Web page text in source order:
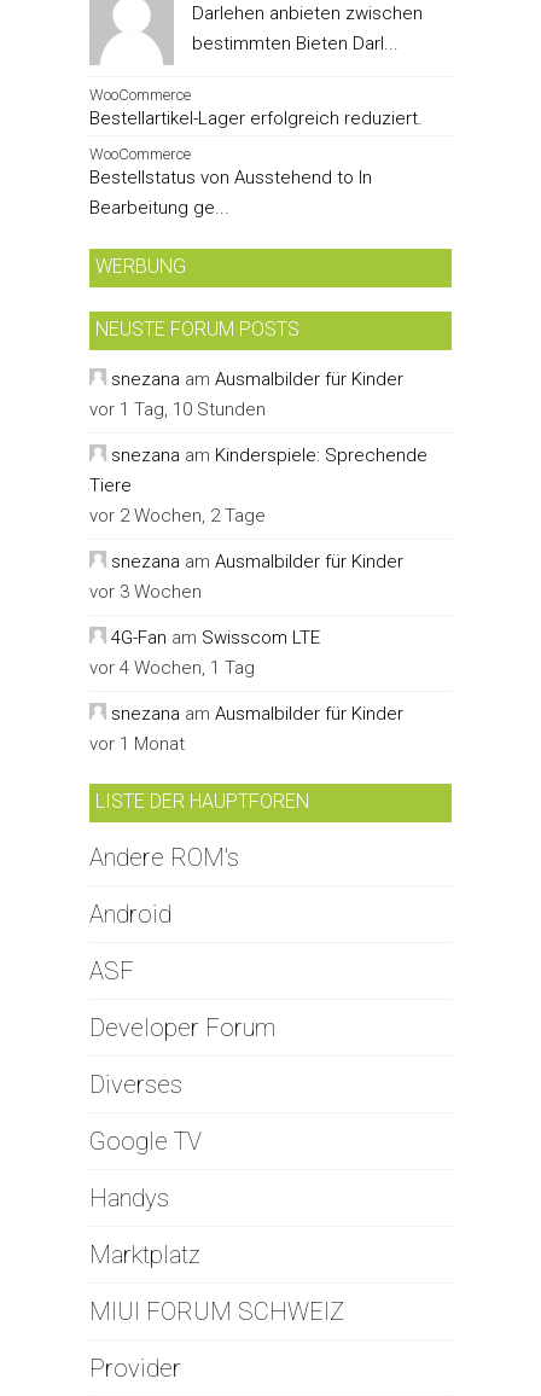
Darlehen anbieten zwischen
bestimmten Bieten Darl...
WooCommerce
Bestellartikel-Lager erfolgreich reduziert.
WooCommerce
Bestellstatus von Ausstehend to In
Bearbeitung ge...
WERBUNG
NEUSTE FORUM POSTS
snezana am Ausmalbilder für Kinder
vor 1 Tag, 10 Stunden
snezana am Kinderspiele: Sprechende
Tiere
vor 2 Wochen, 2 Tage
snezana am Ausmalbilder für Kinder
vor 3 Wochen
4G-Fan am Swisscom LTE
vor 4 Wochen, 1 Tag
snezana am Ausmalbilder für Kinder
vor 1 Monat
LISTE DER HAUPTFOREN
Andere ROM's
Android
ASF
Developer Forum
Diverses
Google TV
Handys
Marktplatz
MIUI FORUM SCHWEIZ
Provider